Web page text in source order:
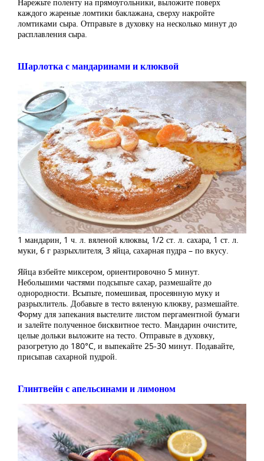
каждого жареные ломтики баклажана, сверху накройте
ломтиками сыра. Отправьте в духовку на несколько минут до
расплавления сыра.
Шарлотка с мандаринами и клюквой
1 мандарин, 1 ч. л. вяленой клюквы, 1/2 ст. л. сахара, 1 ст. л.
муки, 6 г разрыхлителя, 3 яйца, сахарная пудра – по вкусу.
Яйца взбейте миксером, ориентировочно 5 минут.
Небольшими частями подсыпьте сахар, размешайте до
однородности. Всыпьте, помешивая, просеянную муку и
разрыхлитель. Добавьте в тесто вяленую клюкву, размешайте.
Форму для запекания выстелите листом пергаментной бумаги
и залейте полученное бисквитное тесто. Мандарин очистите,
целые дольки выложите на тесто. Отправьте в духовку,
разогретую до 180°C, и выпекайте 25-30 минут. Подавайте,
присыпав сахарной пудрой.
Глинтвейн с апельсинами и лимоном